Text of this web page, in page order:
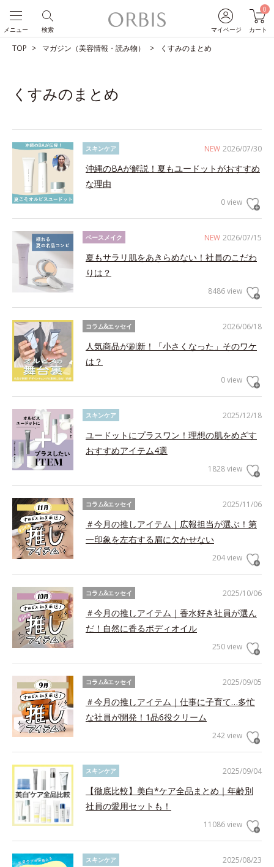
マイページ
0
カート
検索
メニュー
TOP マガジン（美容情報・読み物） くすみのまとめ
くすみのまとめ
NEW 2026/07/30
スキンケア
沖縄のBAが解説！夏もユードットがおすすめ
な理由
0 view
NEW 2026/07/15
ベースメイク
夏もサラリ肌をあきらめない！社員のこだわ
りは？
8486 view
2026/06/18
コラム&エッセイ
人気商品が刷新！「小さくなった」そのワケ
は？
0 view
2025/12/18
スキンケア
ユードットにプラスワン！理想の肌をめざす
おすすめアイテム4選
1828 view
2025/11/06
コラム&エッセイ
＃今月の推しアイテム｜広報担当が選ぶ！第
一印象を左右する眉に欠かせない
204 view
2025/10/06
コラム&エッセイ
＃今月の推しアイテム｜香水好き社員が選ん
だ！自然に香るボディオイル
250 view
2025/09/05
コラム&エッセイ
＃今月の推しアイテム｜仕事に子育て…多忙
な社員が開発！1品6役クリーム
242 view
2025/09/04
スキンケア
【徹底比較】美白*ケア全品まとめ｜年齢別
社員の愛用セットも！
11086 view
2025/08/23
スキンケア